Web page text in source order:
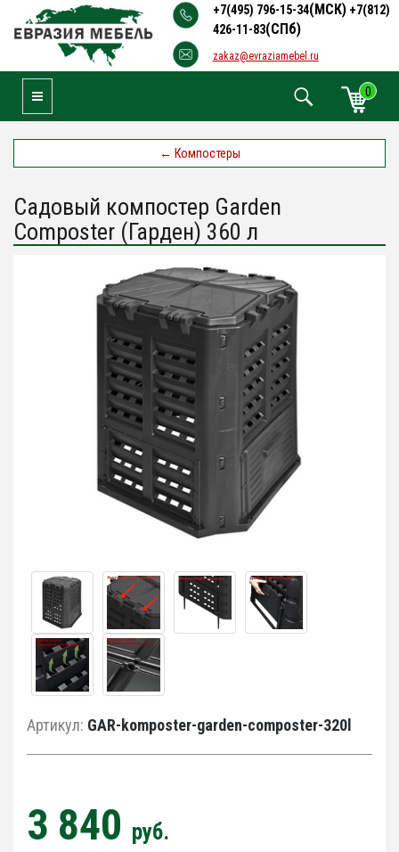
+7(495) 796-15-34(МСК) +7(812)
426-11-83(СПб)
zakaz@evraziamebel.ru
0
Toggle Navigation
← Компостеры
Садовый компостер Garden
Composter (Гарден) 360 л
Артикул: GAR-komposter-garden-composter-320l
3 840 руб.